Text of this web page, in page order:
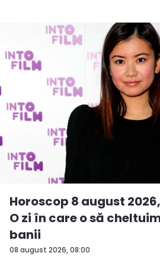
08 august 2026, 08:00
Horoscop 8 august
O zi în care o să
banii